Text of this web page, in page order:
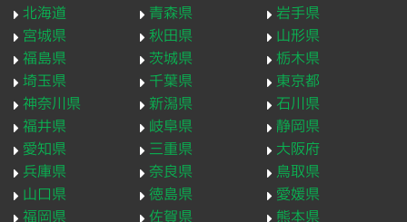
北海道 青森県
岩手県
宮城県
秋田県
山形県
福島県
茨城県
栃木県
埼玉県
千葉県
東京都
神奈川県
新潟県
石川県
福井県
岐阜県
静岡県
愛知県
三重県
大阪府
兵庫県
奈良県
鳥取県
山口県
徳島県
愛媛県